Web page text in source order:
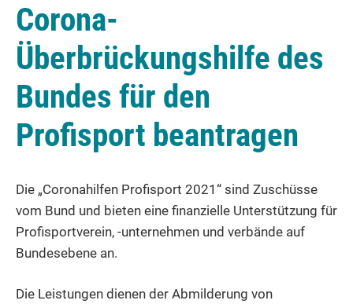
Corona-
Überbrückungshilfe des
Bundes für den
Profisport beantragen
Die „Coronahilfen Profisport 2021“ sind Zuschüsse
vom Bund und bieten eine finanzielle Unterstützung für
Profisportverein, -unternehmen und verbände auf
Bundesebene an.
Die Leistungen dienen der Abmilderung von